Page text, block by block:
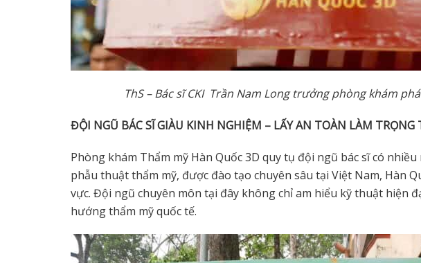
ThS – Bác sĩ CKI Trần Nam Longtrưởng phòng khám
ĐỘI NGŨ BÁC SĨ GIÀU KINH NGHIỆM – LẤY AN TOÀN LÀM TRỌNG
Phòng khám Thẩm mỹ Hàn Quốc 3D quy tụ đội ngũ bác sĩ có
phẫu thuật thẩm mỹ, được đào tạo chuyên sâu tại Việt Nam, Hàn
vực. Đội ngũ chuyên môn tại đây không chỉ am hiểu kỹ thuật hiện
hướng thẩm mỹ quốc tế.